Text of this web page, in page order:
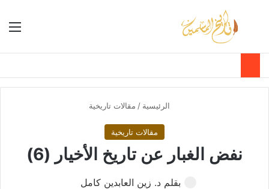
الوضع بحث عن
الرئيسية / مقالات تاريخية
مقالات تاريخية
نفض الغبار عن تاريخ الأخيار (6)
بقلم د. زين العابدين كامل